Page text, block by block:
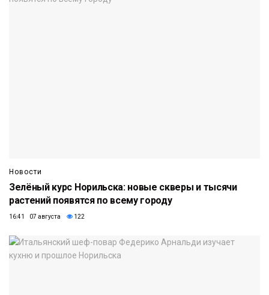
Новости
Зелёный курс Норильска: новые скверы и тысячи
растений появятся по всему городу
16:41 07 августа 122